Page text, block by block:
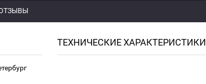
ТЕХНИЧЕСКИЕ ХАРАКТЕРИСТИКИ